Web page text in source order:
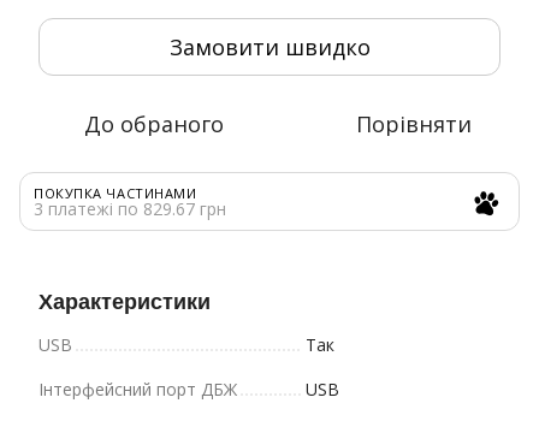
Замовити швидко
До обраного Порівняти
ПОКУПКА ЧАСТИНАМИ
3 платежі по 829.67 грн
Характеристики
USB
Так
Інтерфейсний порт ДБЖ
USB